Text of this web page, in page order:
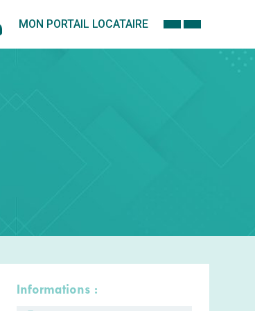
MON PORTAIL LOCATAIRE
Informations :